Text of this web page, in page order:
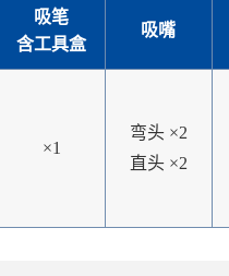
吸笔
含工具盒
吸嘴
×1
弯头 ×2
直头 ×2